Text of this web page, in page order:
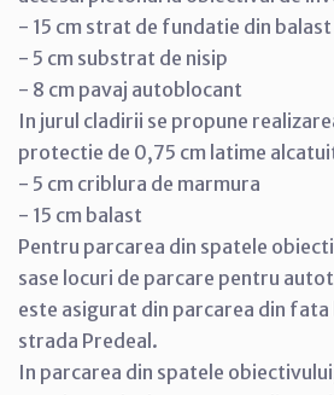
- 15 cm strat de fundatie din balast
- 5 cm substrat de nisip
- 8 cm pavaj autoblocant
In jurul cladirii se propune
protectie de 0,75 cm latime
- 5 cm criblura de marmura
- 15 cm balast
Pentru parcarea din spatele
sase locuri de parcare pentru
este asigurat din parcarea din
strada Predeal.
In parcarea din spatele